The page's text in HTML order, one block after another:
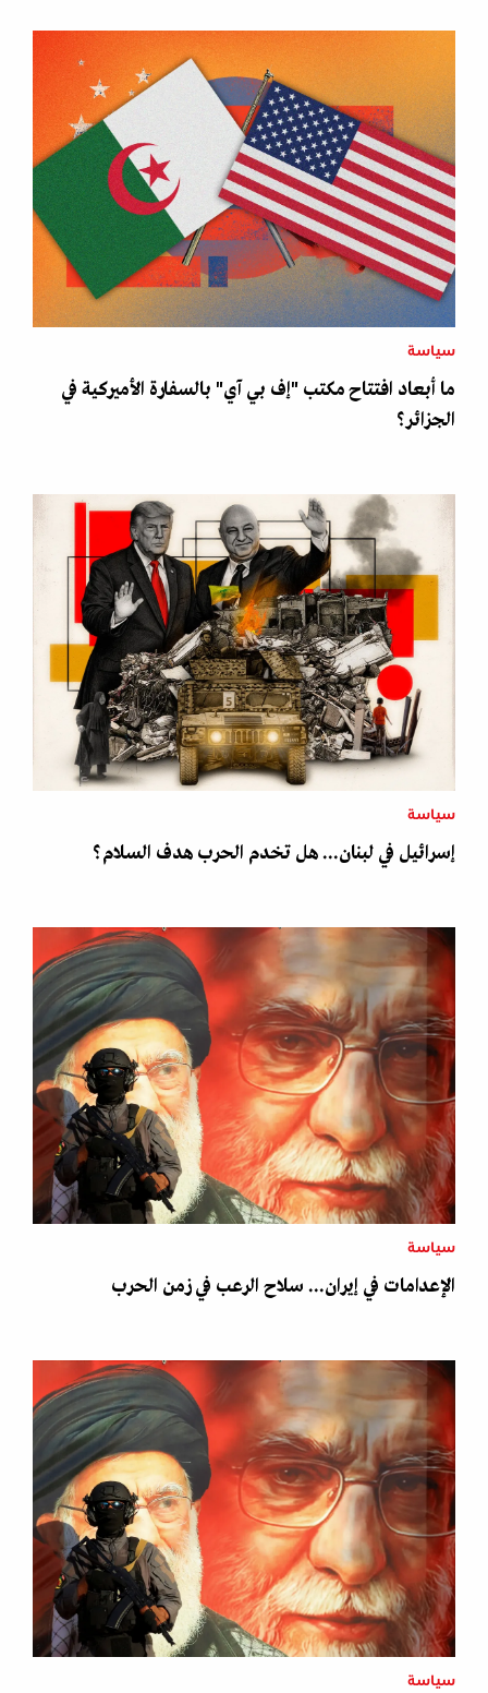
سياسة
ما أبعاد افتتاح مكتب "إف بي آي" بالسفارة الأميركية في
الجزائر؟
سياسة
إسرائيل في لبنان... هل تخدم الحرب هدف السلام؟
سياسة
الإعدامات في إيران... سلاح الرعب في زمن الحرب
سياسة